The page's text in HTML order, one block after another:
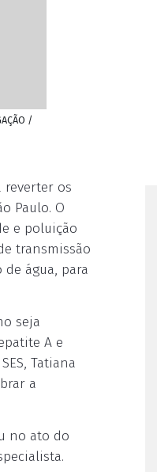
/
reverter os
Paulo. O
e poluição
transmissão
água, para
seja
A e
Tatiana
a
no ato do